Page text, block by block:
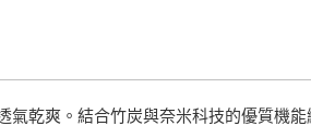
氣乾爽。結合竹炭與奈米科技的優質機